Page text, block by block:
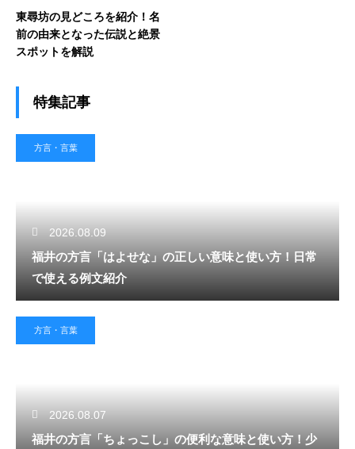
東尋坊の見どころを紹介！名
前の由来となった伝説と絶景
スポットを解説
特集記事
方言・言葉
2026.08.09
福井の方言「はよせな」の正しい意味と使い方！日常
で使える例文紹介
方言・言葉
2026.08.07
福井の方言「ちょっこし」の便利な意味と使い方！少